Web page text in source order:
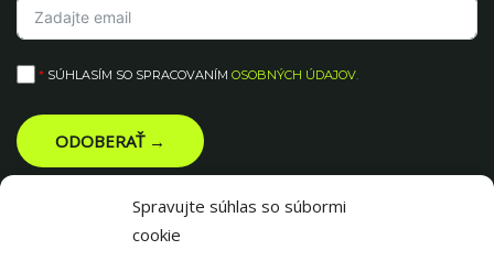
Spravujte súhlas so súbormi
cookie
* SÚHLASÍM SO SPRACOVANÍM OSOBNÝCH ÚDAJOV.
ODOBERAŤ →